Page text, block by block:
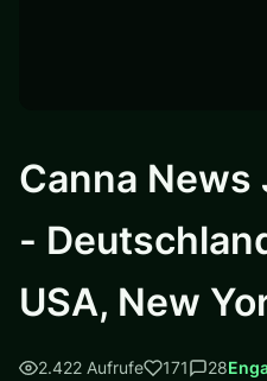
Canna
-
USA, New
2.422 Aufrufe 171 28